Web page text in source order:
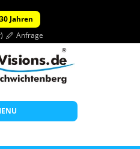
Jahren
Anfrage